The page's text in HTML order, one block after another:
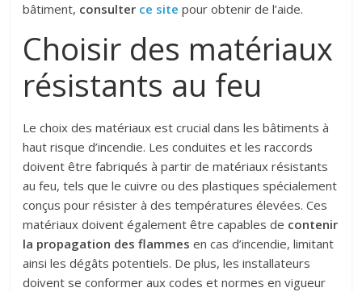
bâtiment, consulter ce site pour obtenir de l’aide.
Choisir des matériaux
résistants au feu
Le choix des matériaux est crucial dans les bâtiments à
haut risque d’incendie. Les conduites et les raccords
doivent être fabriqués à partir de matériaux résistants
au feu, tels que le cuivre ou des plastiques spécialement
conçus pour résister à des températures élevées. Ces
matériaux doivent également être capables de contenir
la propagation des flammesen cas d’incendie, limitant
ainsi les dégâts potentiels. De plus, les installateurs
doivent se conformer aux codes et normes en vigueur